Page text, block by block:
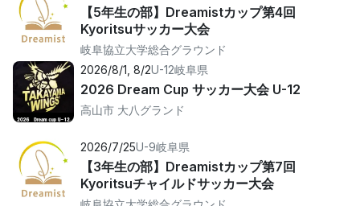
【5年生の部】Dreamistカップ第4回
Kyoritsuサッカー大会
岐阜協立大学総合グラウンド
2026/8/1, 8/2U-12岐阜県
2026 Dream Cup サッカー大会 U-12
高山市 大八グランド
2026/7/25U-9岐阜県
【3年生の部】Dreamistカップ第7回
Kyoritsuチャイルドサッカー大会